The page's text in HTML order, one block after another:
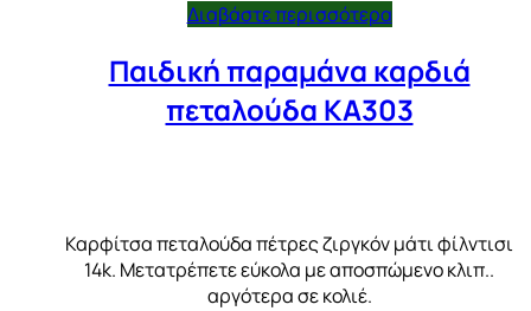
Διαβάστε περισσότερα
Παιδική παραμάνα καρδιά
πεταλούδα KA303
Καρφίτσα πεταλούδα πέτρες ζιργκόν μάτι φίλντισι
14k. Μετατρέπετε εύκολα με αποσπώμενο κλιπ..
αργότερα σε κολιέ.